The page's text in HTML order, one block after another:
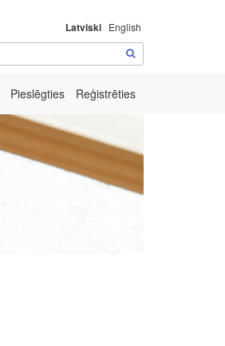
Latviski English
Pieslēgties Reģistrēties